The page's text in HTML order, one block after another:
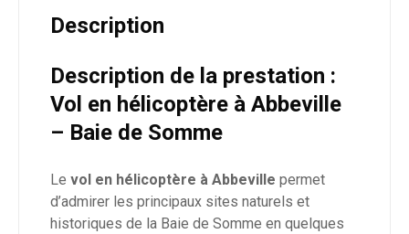
Description
Description de la prestation :
Vol en hélicoptère à Abbeville
– Baie de Somme
Le vol en hélicoptère à Abbeville permet
d’admirer les principaux sites naturels et
historiques de la Baie de Somme en quelques